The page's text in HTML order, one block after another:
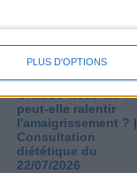
PLUS D'OPTIONS
Graisse viscérale :
peut-elle ralentir
l'amaigrissement ? |
Consultation
diététique du
22/07/2026